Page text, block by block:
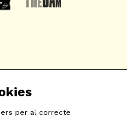
54
per al correcte